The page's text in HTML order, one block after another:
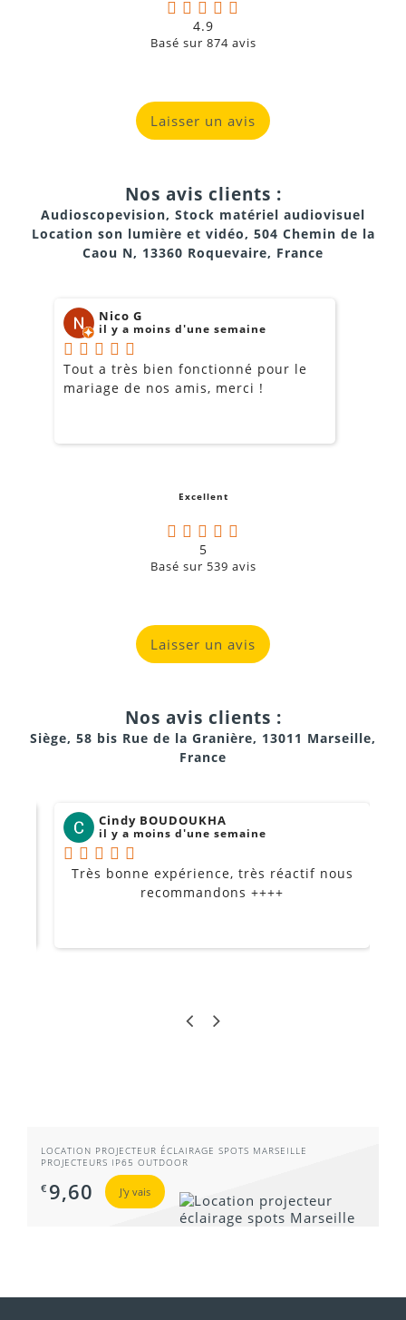
4.9
Basé sur 874avis
Laisser un avis
Nos avis clients :
Audioscopevision, Stock matériel audiovisuel
Location son lumière et vidéo, 504 Chemin de la
Caou N, 13360 Roquevaire, France
Nico G
il y a moins d'une semaine
Tout a très bien fonctionné pour le
mariage de nos amis, merci !
Excellent
5
Basé sur 539 avis
Laisser un avis
Nos avis clients :
Siège, 58 bis Rue de la Granière, 13011 Marseille,
France
Cindy BOUDOUKHA
il y a moins d'une semaine
Très bonne expérience, très réactif nous
recommandons ++++
LOCATION PROJECTEUR ÉCLAIRAGE SPOTS MARSEILLE
PROJECTEURS IP65 OUTDOOR
€ 9,60 J'y vais